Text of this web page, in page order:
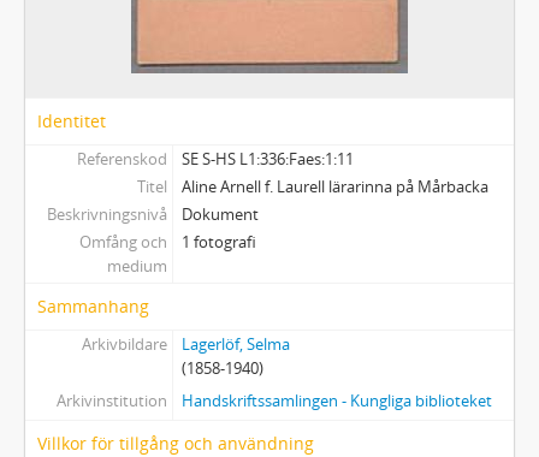
Identitet
Referenskod
SE S-HS L1:336:Faes:1:11
Titel
Aline Arnell f. Laurell lärarinna på Mårbacka
Beskrivningsnivå
Dokument
Omfång och
medium
1 fotografi
Sammanhang
Arkivbildare
Lagerlöf, Selma
(1858-1940)
Arkivinstitution
Handskriftssamlingen - Kungliga biblioteket
Villkor för tillgång och användning